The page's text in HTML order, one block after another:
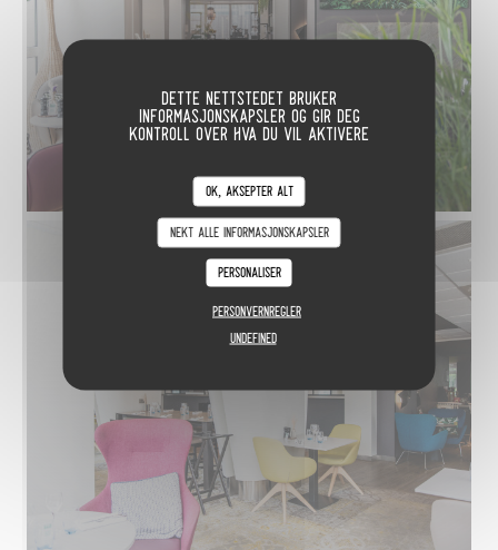
Dette nettstedet bruker
informasjonskapsler og gir deg
kontroll over hva du vil aktivere
OK, aksepter alt
Nekt alle informasjonskapsler
Personaliser
Personvernregler
undefined